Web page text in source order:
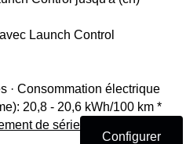
Launch Control
· Consommation électrique
20,8 - 20,6 kWh/100 km *
de série
Configurer